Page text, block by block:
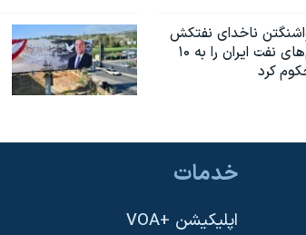
ناخدای نفتکش
ناقض تحریم‌های نفت ایران را به ۱۰
کرد
خدمات
اپلیکیشن +VOA